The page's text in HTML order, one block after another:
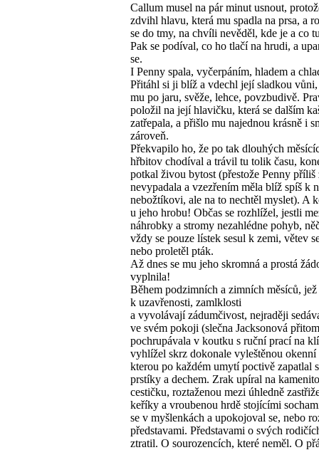
Callum musel na pár minut usnout,
zdvihl hlavu, která mu spadla na prsa, a
se do tmy, na chvíli nevěděl, kde je a co
Pak se podíval, co ho tlačí na hrudi, a
se.
I Penny spala, vyčerpáním, hladem a
Přitáhl si ji blíž a vdechl její sladkou
mu po jaru, svěže, lehce, povzbudivě.
položil na její hlavičku, která se dalším
zatřepala, a přišlo mu najednou krásně i
zároveň.
Překvapilo ho, že po tak dlouhých
hřbitov chodíval a trávil tu tolik času,
potkal živou bytost (přestože Penny příliš
nevypadala a vzezřením měla blíž spíš k
nebožtíkovi, ale na to nechtěl myslet). A
u jeho hrobu! Občas se rozhlížel, jestli
náhrobky a stromy nezahlédne pohyb,
vždy se pouze lístek sesul k zemi, větev
nebo proletěl pták.
Až dnes se mu jeho skromná a prostá
vyplnila!
Během podzimních a zimních měsíců,
k uzavřenosti, zamlklosti
a vyvolávají zádumčivost, nejraději
ve svém pokoji (slečna Jacksonová přitom
pochrupávala v koutku s ruční prací na
vyhlížel skrz dokonale vyleštěnou okenní
kterou po každém umytí poctivě zapatlal
prstíky a dechem. Zrak upíral na
cestičku, roztaženou mezi úhledně
keříky a vroubenou hrdě stojícími
se v myšlenkách a upokojoval se, nebo
představami. Představami o svých
ztratil. O sourozencích, které neměl. O